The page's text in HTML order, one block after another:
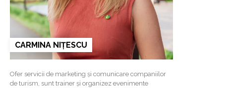
CARMINA NIȚESCU
Ofer servicii de marketing și comunicare companiilor
de turism, sunt trainer și organizez evenimente